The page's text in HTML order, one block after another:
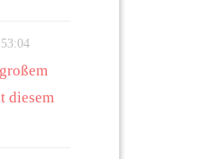
diesem